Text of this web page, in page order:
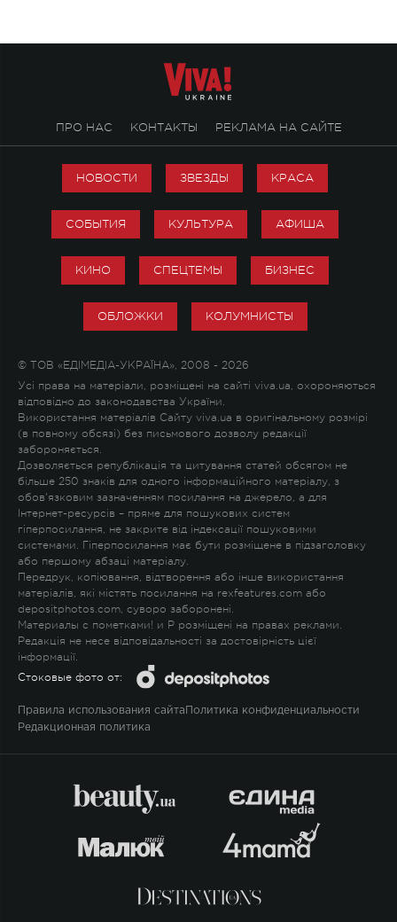
ПРО НАС КОНТАКТЫ РЕКЛАМА НА САЙТЕ
НОВОСТИ ЗВЕЗДЫ КРАСА
СОБЫТИЯ КУЛЬТУРА АФИША
КИНО СПЕЦТЕМЫ БИЗНЕС
ОБЛОЖКИ КОЛУМНИСТЫ
© ТОВ «ЕДІМЕДІА-УКРАЇНА», 2008 - 2026
Усі права на матеріали, розміщені на сайті viva.ua, охороняються
відповідно до законодавства України.
Використання матеріалів Сайту viva.ua в оригінальному розмірі
(в повному обсязі) без письмового дозволу редакції
забороняється.
Дозволяється републікація та цитування статей обсягом не
більше 250 знаків для одного інформаційного матеріалу, з
обов'язковим зазначенням посилання на джерело, а для
Інтернет-ресурсів – пряме для пошукових систем
гіперпосилання, не закрите від індексації пошуковими
системами. Гіперпосилання має бути розміщене в підзаголовку
або першому абзаці матеріалу.
Передрук, копіювання, відтворення або інше використання
матеріалів, які містять посилання на rexfeatures.com або
depositphotos.com, суворо заборонені.
Материалы с пометками! и P розміщені на правах реклами.
Редакція не несе відповідальності за достовірність цієї
інформації.
Стоковые фото от:
Правила использования сайта Политика конфиденциальности
Редакционная политика